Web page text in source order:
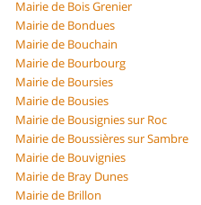
Mairie de Bois Grenier
Mairie de Bondues
Mairie de Bouchain
Mairie de Bourbourg
Mairie de Boursies
Mairie de Bousies
Mairie de Bousignies sur Roc
Mairie de Boussières sur Sambre
Mairie de Bouvignies
Mairie de Bray Dunes
Mairie de Brillon